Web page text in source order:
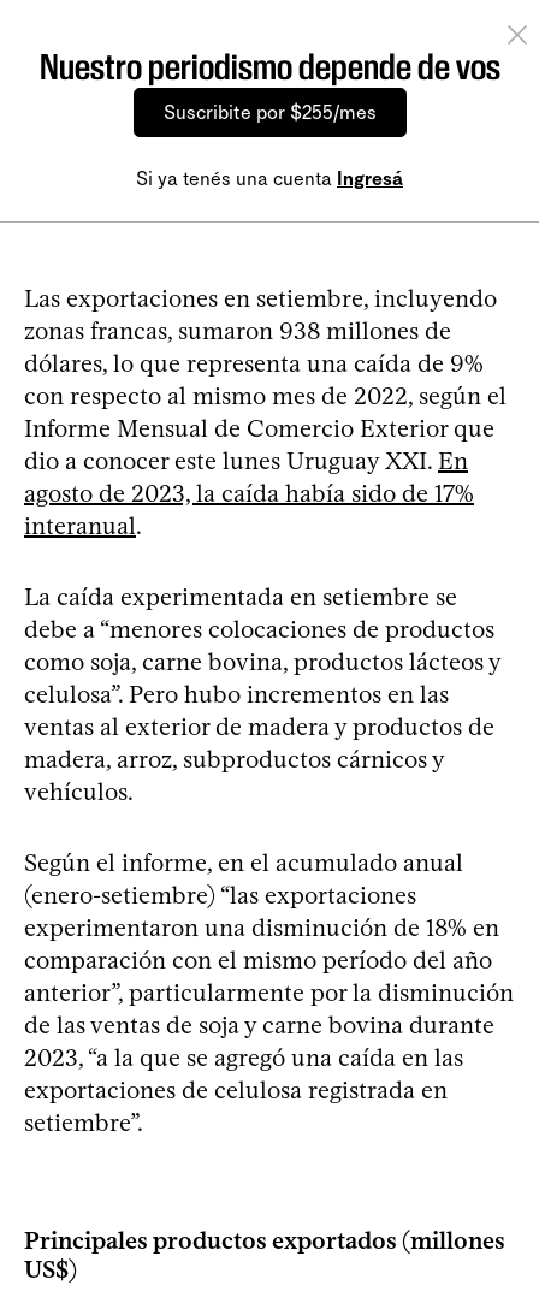
Nuestro periodismo depende de vos
Suscribite por $255/mes
Si ya tenés una cuenta Ingresá
Las exportaciones en setiembre, incluyendo
zonas francas, sumaron 938 millones de
dólares, lo que representa una caída de 9%
con respecto al mismo mes de 2022, según el
Informe Mensual de Comercio Exterior que
dio a conocer este lunes Uruguay XXI. En
agosto de 2023, la caída había sido de 17%
interanual.
La caída experimentada en setiembre se
debe a “menores colocaciones de productos
como soja, carne bovina, productos lácteos y
celulosa”. Pero hubo incrementos en las
ventas al exterior de madera y productos de
madera, arroz, subproductos cárnicos y
vehículos.
Según el informe, en el acumulado anual
(enero-setiembre) “las exportaciones
experimentaron una disminución de 18% en
comparación con el mismo período del año
anterior”, particularmente por la disminución
de las ventas de soja y carne bovina durante
2023, “a la que se agregó una caída en las
exportaciones de celulosa registrada en
setiembre”.
Principales productos exportados (millones
US$)